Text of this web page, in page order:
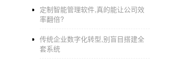
定制智能管理软件,真的能让公司效
率翻倍?
传统企业数字化转型,别盲目搭建全
套系统